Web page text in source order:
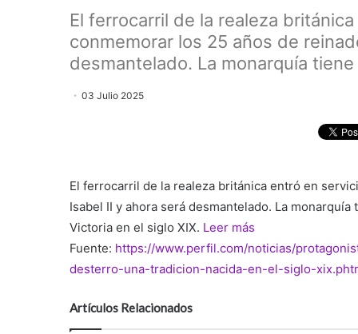
El ferrocarril de la realeza
conmemorar los 25 años de
desmantelado. La monarquía
03 Julio 2025
El ferrocarril de la realeza británica entró en
Isabel II y ahora será desmantelado. La
Victoria en el siglo XIX. Leer más
Fuente: https://www.perfil.com/noticias/
desterro-una-tradicion-nacida-en-el-siglo-
Artículos Relacionados